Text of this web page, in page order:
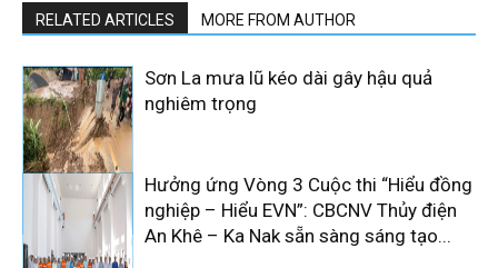
RELATED ARTICLES MORE FROM AUTHOR
Sơn La mưa lũ kéo dài gây hậu quả
nghiêm trọng
Hưởng ứng Vòng 3 Cuộc thi “Hiểu đồng
nghiệp – Hiểu EVN”: CBCNV Thủy điện
An Khê – Ka Nak sẵn sàng sáng tạo...